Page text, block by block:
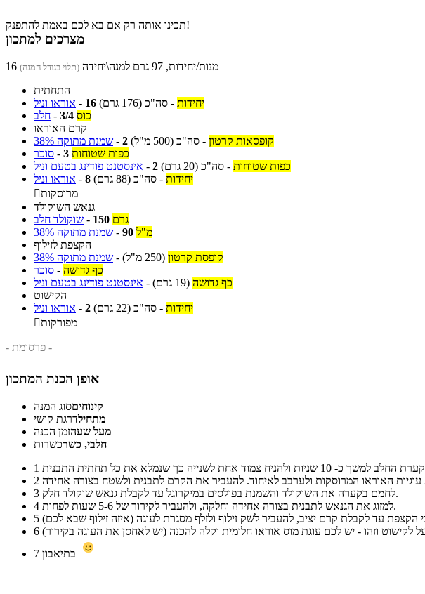
תכינו אותה רק אם בא לכם באמת להתפנק!
מצרכים למתכון
16 מנות/יחידות, 97 גרם למנה\יחידה (תלוי בגודל המנה)
התחתית
אוראו וניל - 16 יחידות - סה"כ (176 גרם)
חלב - 3/4 כוס
קרם האוראו
שמנת מתוקה 38% - 2 קופסאות קרטון - סה"כ (500 מ"ל)
סוכר - 3 כפות שטוחות
אינסטנט פודינג בטעם וניל - 2 כפות שטוחות - סה"כ (20 גרם)
אוראו וניל - 8 יחידות - סה"כ (88 גרם)
מרוסקות
גנאש השוקולד
שוקולד חלב - 150 גרם
שמנת מתוקה 38% - 90 מ"ל
הקצפת לזילוף
שמנת מתוקה 38% - קופסת קרטון (250 מ"ל)
סוכר - כף גדושה
אינסטנט פודינג בטעם וניל - כף גדושה (19 גרם)
הקישוט
אוראו וניל - 2 יחידות - סה"כ (22 גרם)
מפורקות
- פרסומת -
אופן הכנת המתכון
קינוחיםסוג המנה
מתחילדרגת קושי
מעל שעהזמן הכנה
חלבי, כשרכשרות
1
2
3
לחמם בקערה את השוקולד והשמנת בפולסים במיקרוגל עד לקבלת גנאש שוקולד חלק.
4
למזוג את הגנאש לתבנית בצורה אחידה וחלקה, ולהעביר לקירור של 5-6 שעות לפחות.
5
6
7